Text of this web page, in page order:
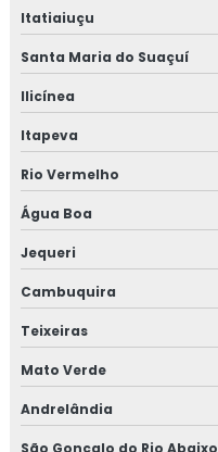
Itatiaiuçu
Santa Maria do Suaçuí
Ilicínea
Itapeva
Rio Vermelho
Água Boa
Jequeri
Cambuquira
Teixeiras
Mato Verde
Andrelândia